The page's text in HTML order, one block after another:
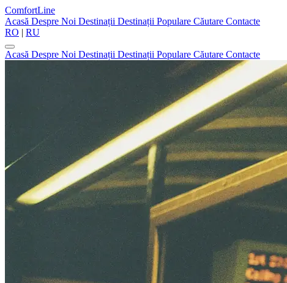
ComfortLine
Acasă Despre Noi Destinații Destinații Populare Căutare Contacte
RO | RU
Acasă Despre Noi Destinații Destinații Populare Căutare Contacte